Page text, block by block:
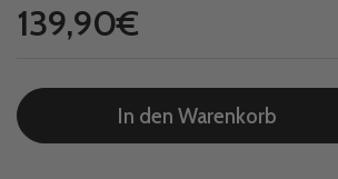
Regulärer Preis
139,90€
In den Warenkorb